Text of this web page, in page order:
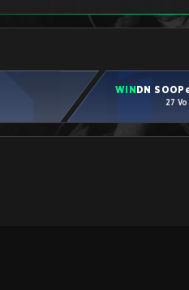
WINDN
27